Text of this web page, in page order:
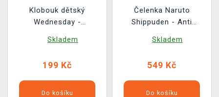
Klobouk dětský
Wednesday -
Skladem
199 Kč
Do košíku
Čelenka Naruto
Shippuden - Anti
Skladem
549 Kč
Do košíku